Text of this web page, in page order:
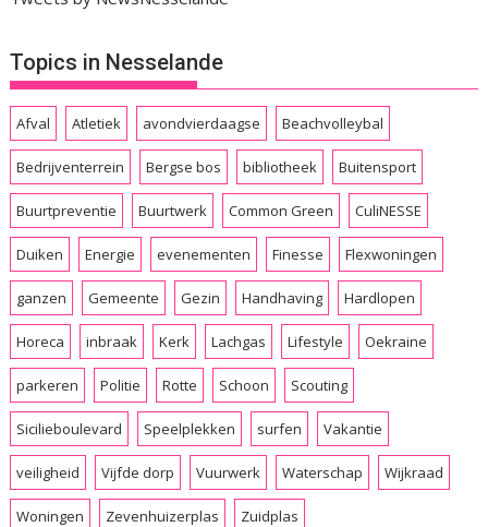
Topics in Nesselande
Afval Atletiek avondvierdaagse Beachvolleybal
Bedrijventerrein Bergse bos bibliotheek Buitensport
Buurtpreventie Buurtwerk Common Green CuliNESSE
Duiken Energie evenementen Finesse Flexwoningen
ganzen Gemeente Gezin Handhaving Hardlopen
Horeca inbraak Kerk Lachgas Lifestyle Oekraine
parkeren Politie Rotte Schoon Scouting
Sicilieboulevard Speelplekken surfen Vakantie
veiligheid Vijfde dorp Vuurwerk Waterschap Wijkraad
Woningen Zevenhuizerplas Zuidplas